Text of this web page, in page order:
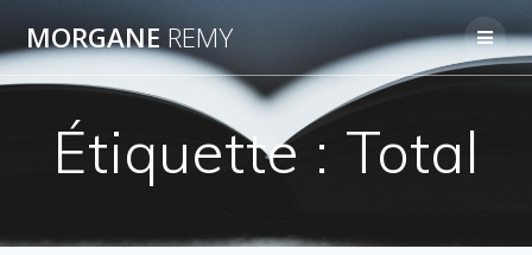
contenu
MORGANE REMY
Étiquette : Total